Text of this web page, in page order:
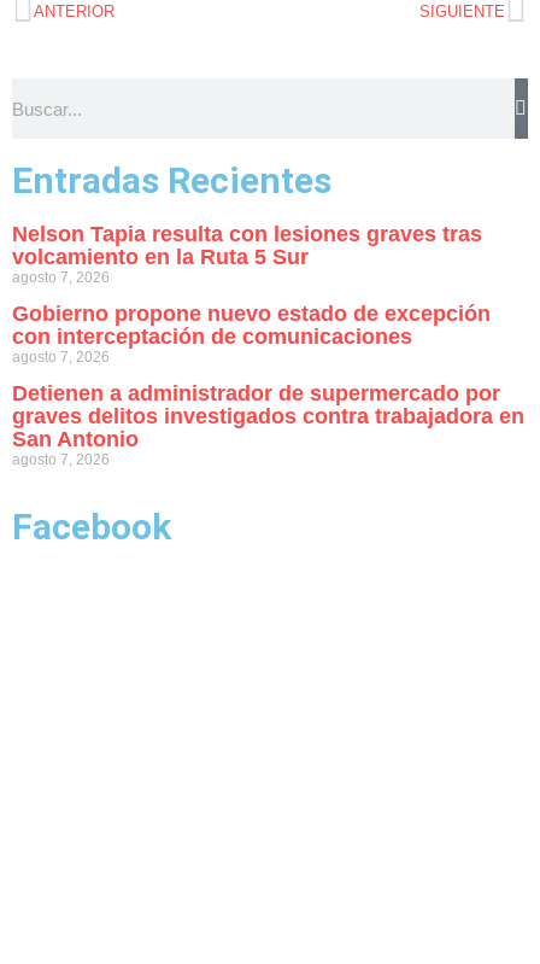
ANTERIOR SIGUIENTE
Entradas Recientes
Nelson Tapia resulta con lesiones graves tras
volcamiento en la Ruta 5 Sur
agosto 7, 2026
Gobierno propone nuevo estado de excepción
con interceptación de comunicaciones
agosto 7, 2026
Detienen a administrador de supermercado por
graves delitos investigados contra trabajadora en
San Antonio
agosto 7, 2026
Facebook